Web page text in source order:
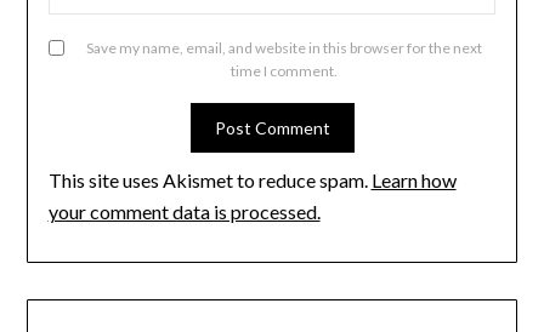
Save my name, email, and website in this browser for the next
time I comment.
This site uses Akismet to reduce spam. Learn how
your comment data is processed.